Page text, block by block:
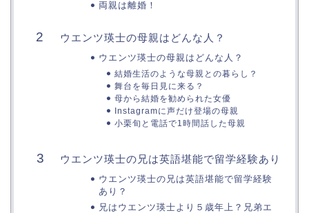
両親は離婚！
ウエンツ瑛士の母親はどんな人？
ウエンツ瑛士の母親はどんな人？
結婚生活のような母親との暮らし？
舞台を毎日見に来る？
母から結婚を勧められた女優
Instagramに声だけ登場の母親
小栗旬と電話で1時間話した母親
ウエンツ瑛士の兄は英語堪能で留学経験あり
ウエンツ瑛士の兄は英語堪能で留学経験
あり？
兄はウエンツ瑛士より５歳年上？兄弟エ